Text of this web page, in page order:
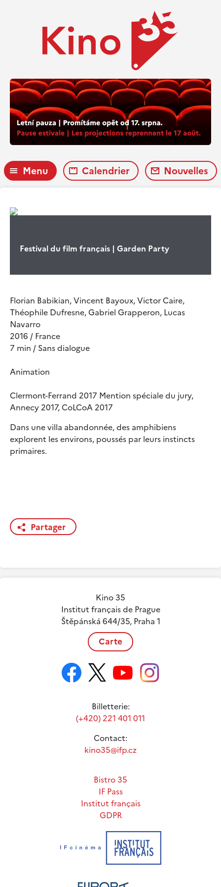
Menu Calendrier Nouvelles
Festival du film français | Garden Party
Florian Babikian, Vincent Bayoux, Victor Caire,
Théophile Dufresne, Gabriel Grapperon, Lucas
Navarro
2016 / France
7 min / Sans dialogue
Animation
Clermont-Ferrand 2017 Mention spéciale du jury,
Annecy 2017, CoLCoA 2017
Dans une villa abandonnée, des amphibiens
explorent les environs, poussés par leurs instincts
primaires.
Partager
Kino 35
Institut français de Prague
Štěpánská 644/35, Praha 1
Carte
Billetterie:
(+420) 221 401 011
Contact:
kino35@ifp.cz
Bistro 35
IF Pass
Institut français
GDPR